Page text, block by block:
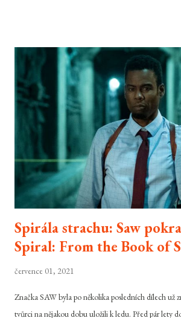
ženy, Martini a rychlá auta. Britskou špičku mezi
plátna snad netřeba představovat. Agent s
svém 23. dobrodružství, potřetí s tváří Daniela
dobrodružstvím byla pro agenta 007 díky
před pár lety trochu delší, než původně čekal,
Spirála strachu: Saw
Spiral: From the Book of
července 01, 2021
Značka SAW byla po několika posledních dílech už
tvůrci na nějakou dobu uložili k ledu. Před pár lety